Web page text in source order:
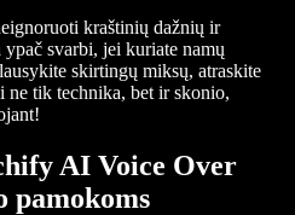
kraštinių dažnių ir
svarbi, jei kuriate namų
skirtingų miksų, atraskite
ne tik technika, bet ir skonio,
AI Voice Over
pamokoms